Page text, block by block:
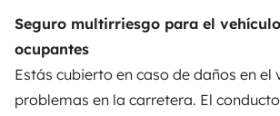
Seguro multirriesgo para el
ocupantes
Estás cubierto en caso de daños en el
problemas en la carretera. El
Instagram
X Facebook